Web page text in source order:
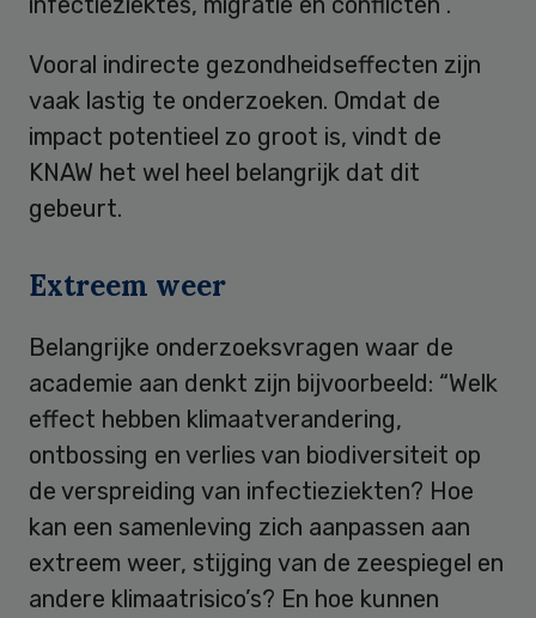
Vooral indirecte gezondheidseffecten zijn
vaak lastig te onderzoeken. Omdat de
impact potentieel zo groot is, vindt de
KNAW het wel heel belangrijk dat dit
gebeurt.
Extreem weer
Belangrijke onderzoeksvragen waar de
academie aan denkt zijn bijvoorbeeld: “Welk
effect hebben klimaatverandering,
ontbossing en verlies van biodiversiteit op
de verspreiding van infectieziekten? Hoe
kan een samenleving zich aanpassen aan
extreem weer, stijging van de zeespiegel en
andere klimaatrisico’s? En hoe kunnen